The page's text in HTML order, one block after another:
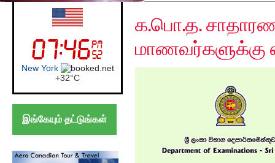
London
+21°C
இங்கேயும் தட்டுங்கள்
க.பொ.த.
மாணவர்களுக்கு